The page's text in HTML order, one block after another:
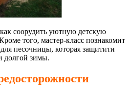
соорудить уютную детскую
того, мастер-класс познакомит
песочницы, которая защитити
долгой зимы.